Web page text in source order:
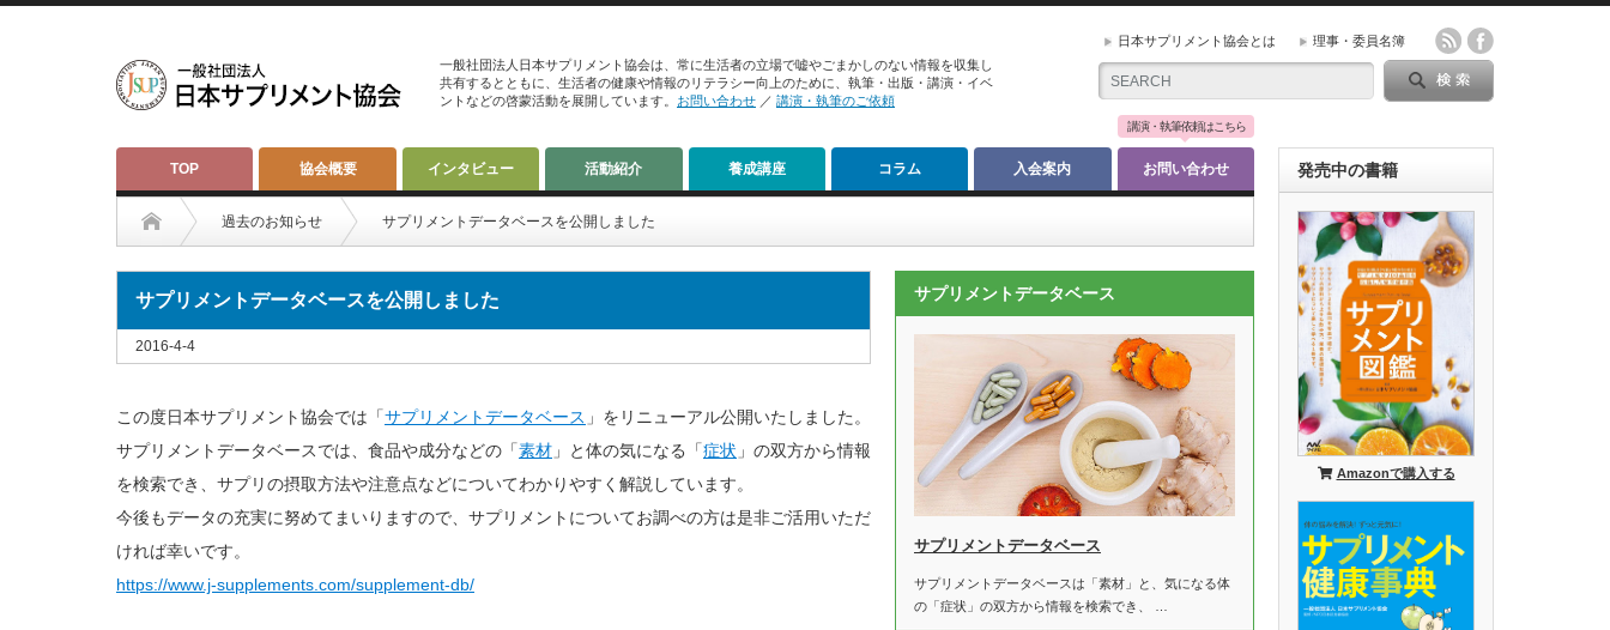
日本サプリメント協会とは
理事・委員名簿
一般社団法人日本サプリメント協会は、常に生活者の立場で嘘やごまかしのない情報を収集し
共有するとともに、生活者の健康や情報のリテラシー向上のために、執筆・出版・講演・イベ
ントなどの啓蒙活動を展開しています。 お問い合わせ ／ 講演・執筆のご依頼
講演・執筆依頼はこちら
TOP 協会概要 インタビュー 活動紹介 養成講座 コラム 入会案内 お問い合わせ
過去のお知らせ サプリメントデータベースを公開しました
サプリメントデータベースを公開しました
2016-4-4
この度日本サプリメント協会では「サプリメントデータベース 」をリニューアル公開いたしました。
サプリメントデータベースでは、食品や成分などの「素材 」と体の気になる「症状 」の双方から情報
を検索でき、サプリの摂取方法や注意点などについてわかりやすく解説しています。
今後もデータの充実に努めてまいりますので、サプリメントについてお調べの方は是非ご活用いただ
ければ幸いです。
https://www.j-supplements.com/supplement-db/
サプリメントデータベース
サプリメントデータベース
サプリメントデータベースは「素材」と、気になる体
の「症状」の双方から情報を検索でき、 …
発売中の書籍
Amazonで購入する